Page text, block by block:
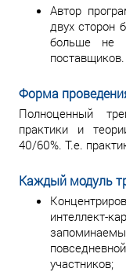
Автор
двух сторон
больше не
поставщиков.
Форма
Полноценный
практики и
40/60%. Т.е.
Каждый модуль
участников;